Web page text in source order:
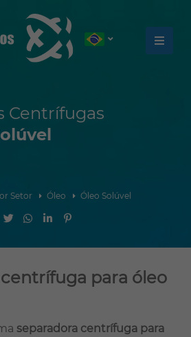
Centrífugas
Setor Óleo Óleo Solúvel
para óleo
separadora centrífuga para